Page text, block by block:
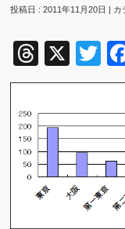
投稿日 : 2011年11月20日 |
X